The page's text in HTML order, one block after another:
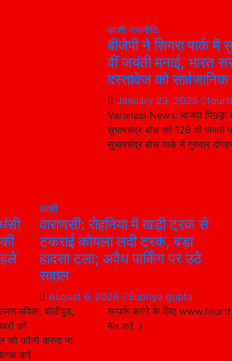
काशीराजनीति
बीजेपी ने सिगरा पार्क
वीं जयंती मनाई, भारत
दस्तावेज को
January 23, 2025
Varanasi News: भाजपा पिछड़ा
सुभाषचंद्र बोस की 128 वी जंयती
सुभाषचंद्र बोस पार्क में गुरुवार
काशी
वाराणसी: रोहनिया में खड़ी ट्रक से
टकराई कोयला लदी ट्रक, बड़ा
हादसा टला; अवैध पार्किंग पर उठे
सवाल
August 6, 2026 Supriya gupta
बॉलीवुड,
को
फॉलो करना ना
करें
सम्पर्क करने के लिए
मेल करें ।